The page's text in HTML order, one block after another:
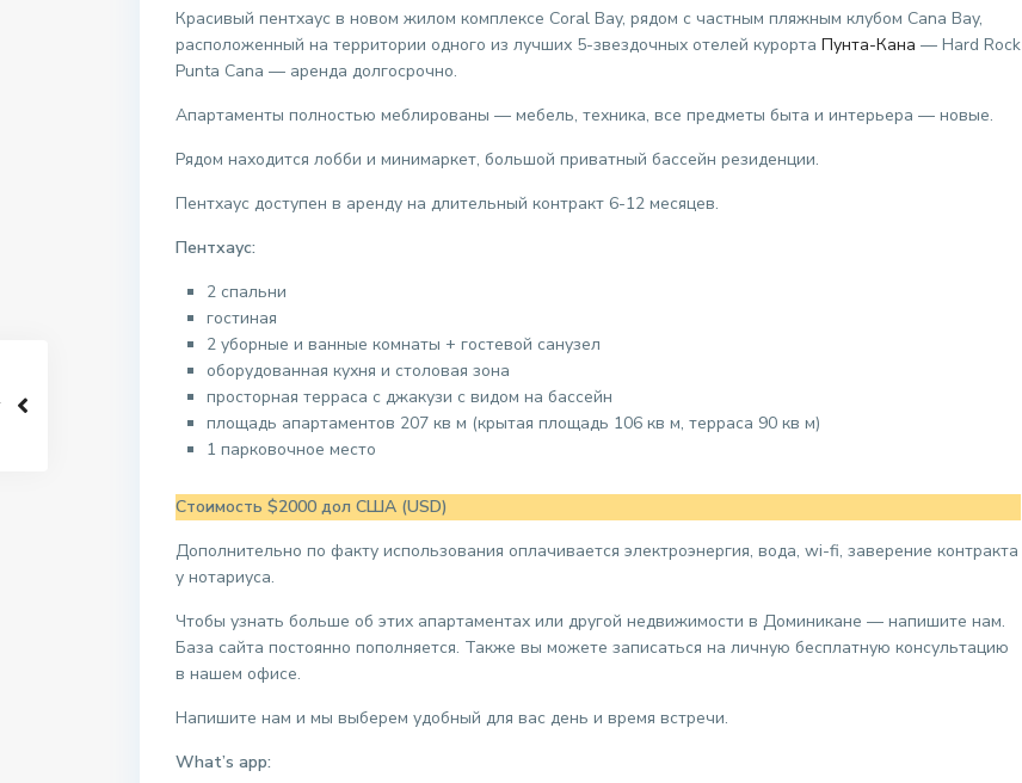
Красивый пентхаус в новом жилом комплексе Coral Bay, рядом с частным пляжным клубом Cana Bay,
расположенный на территории одного из лучших 5-звездочных отелей курорта Пунта-Кана — Hard Rock
Punta Cana — аренда долгосрочно.
Апартаменты полностью меблированы — мебель, техника, все предметы быта и интерьера — новые.
Рядом находится лобби и минимаркет, большой приватный бассейн резиденции.
Пентхаус доступен в аренду на длительный контракт 6-12 месяцев.
Пентхаус:
2 спальни
гостиная
2 уборные и ванные комнаты + гостевой санузел
оборудованная кухня и столовая зона
просторная терраса с джакузи с видом на бассейн
площадь апартаментов 207 кв м (крытая площадь 106 кв м, терраса 90 кв м)
1 парковочное место
Стоимость $2000 дол США (USD)
Дополнительно по факту использования оплачивается электроэнергия, вода, wi-fi, заверение контракта
у нотариуса.
Чтобы узнать больше об этих апартаментах или другой недвижимости в Доминикане — напишите нам.
База сайта постоянно пополняется. Также вы можете записаться на личную бесплатную консультацию
в нашем офисе.
Напишите нам и мы выберем удобный для вас день и время встречи.
What’s app: